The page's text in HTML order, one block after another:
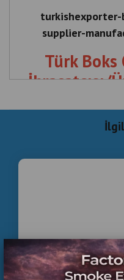
turkishexporter-
supplier-
Türk Boks
İhracatçısı/
Turkishexporter ,
Makinesi ,